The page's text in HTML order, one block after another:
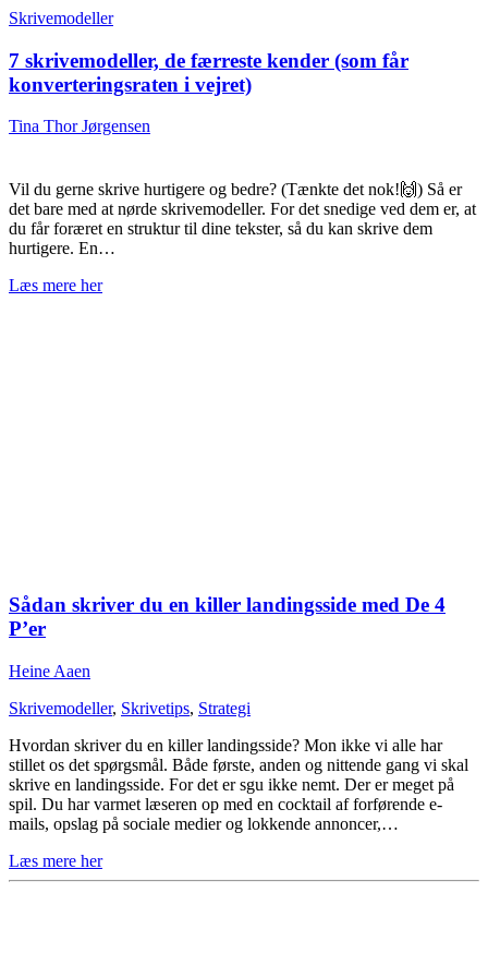
Skrivemodeller
7 skrivemodeller, de færreste kender (som får
konverteringsraten i vejret)
Tina Thor Jørgensen
Vil du gerne skrive hurtigere og bedre? (Tænkte det nok!🙌) Så er
det bare med at nørde skrivemodeller. For det snedige ved dem er, at
du får foræret en struktur til dine tekster, så du kan skrive dem
hurtigere. En…
Læs mere her
Sådan skriver du en killer landingsside med De 4
P’er
Heine Aaen
Skrivemodeller, Skrivetips, Strategi
Hvordan skriver du en killer landingsside? Mon ikke vi alle har
stillet os det spørgsmål. Både første, anden og nittende gang vi skal
skrive en landingsside. For det er sgu ikke nemt. Der er meget på
spil. Du har varmet læseren op med en cocktail af forførende e-
mails, opslag på sociale medier og lokkende annoncer,…
Læs mere her